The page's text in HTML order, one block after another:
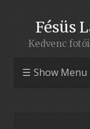
Fésüs
Kedvenc
Show Menu